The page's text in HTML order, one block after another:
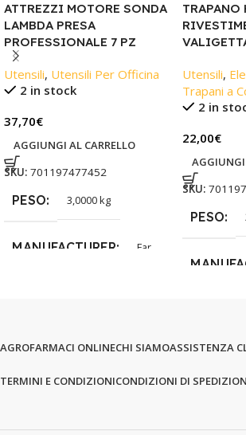
ATTREZZI MOTORE SONDA
LAMBDA PRESA
PROFESSIONALE 7 PZ
Utensili, Utensili Per Officina
2 in stock
37,70€
AGGIUNGI AL CARRELLO
SKU: 701197477452
PESO 3,0000 kg
MANUFACTURER Far
TRAPANO
Utensili,
Trapani a
2 in
22,00€
AGGIUNGI
SKU:
PESO
AGROFARMACI ONLINECHI SIAMOASSISTENZA
TERMINI E CONDIZIONICONDIZIONI DI